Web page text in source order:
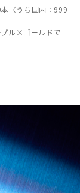
〈うち国内：999
プル×ゴールドで